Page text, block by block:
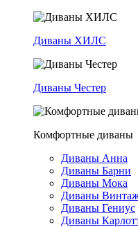
Диваны ХИЛС
Диваны Честер
Комфортные диваны
Диваны Анна
Диваны Барни
Диваны Мока
Диваны
Диваны Гениус
Диваны